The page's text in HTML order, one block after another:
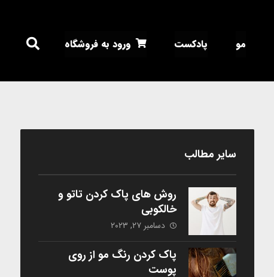
مو پادکست ورود به فروشگاه
سایر مطالب
روش های پاک کردن تاتو و
خالکوبی
دسامبر ۲۷, ۲۰۲۳
پاک کردن رنگ مو از روی
پوست